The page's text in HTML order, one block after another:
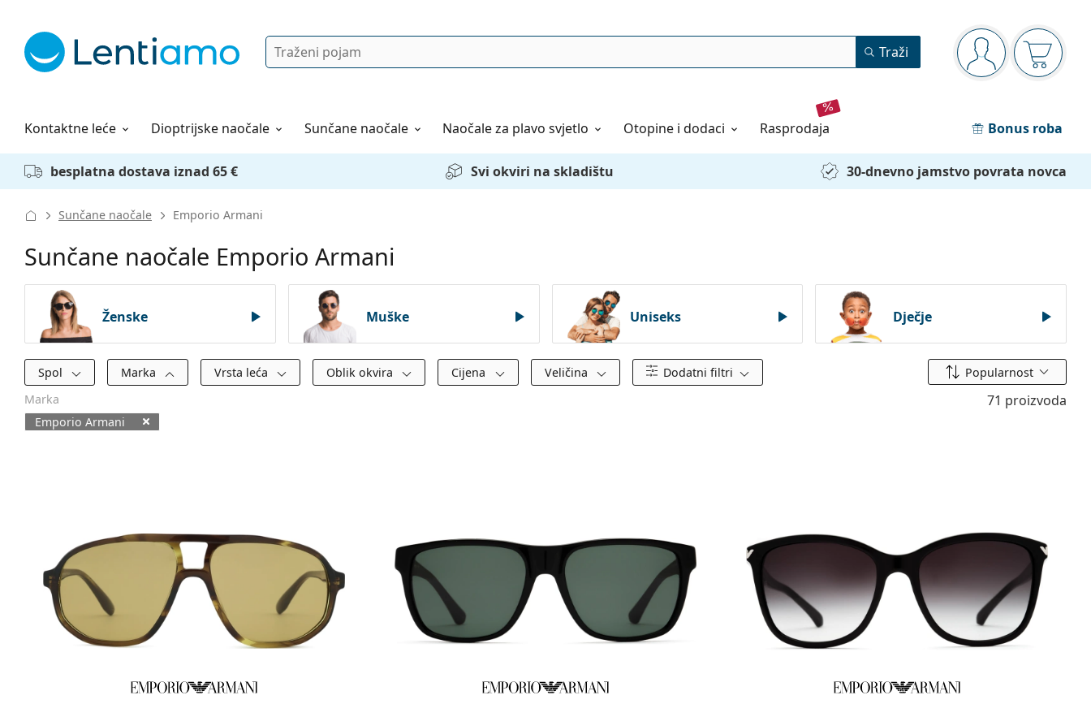
Navigacijska ploča
ste prijavljeni
Pretraga Traži
Kontaktne leće
Otopine za leće Dioptrijske naočale Sunčane naočale Naočaleza plavo svjetlo Otopine i dodaci rasprodaja Bonus roba
Sve o kupovini
besplatna dostava iznad 65 € Svi okviri na skladištu 30-dnevno jamstvo povrata novca
Sunčane naočale Emporio Armani
Sunčane naočale Emporio Armani
Ženske Muške Uniseks Dječje
Filtri
Spol Marka Vrsta leća Oblik okvira Cijena Veličina Dodatni filtri Sortiraj prema
Popularnost
Marka
Emporio Armani
71 proizvoda